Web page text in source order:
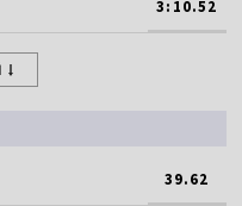
3:10.52
39.62